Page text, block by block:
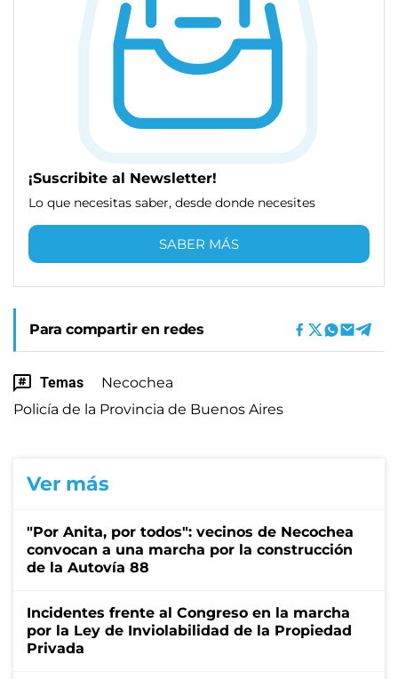
¡Suscribite al Newsletter!
Lo que necesitas saber, desde donde necesites
SABER MÁS
Para compartir en redes
Temas
Necochea
Policía de la Provincia de Buenos Aires
Ver más
"Por Anita, por todos": vecinos de Necochea
convocan a una marcha por la construcción
de la Autovía 88
Incidentes frente al Congreso en la marcha
por la Ley de Inviolabilidad de la Propiedad
Privada